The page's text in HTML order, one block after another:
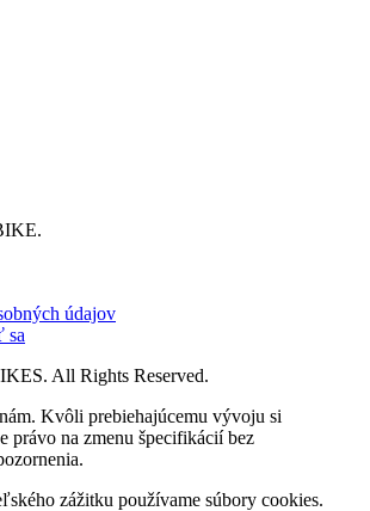
údajov
sa
All Rights Reserved.
Kvôli prebiehajúcemu vývoju si
na zmenu špecifikácií bez
zážitku používame súbory cookies.